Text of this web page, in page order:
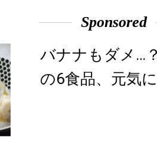
Sponsored
バナナもダメ…
の6食品、元気